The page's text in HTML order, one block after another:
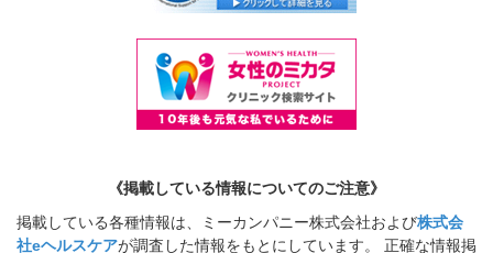
《掲載している情報についてのご注意》
掲載している各種情報は、ミーカンパニー株式会社および株式会
社eヘルスケアが調査した情報をもとにしています。 正確な情報掲